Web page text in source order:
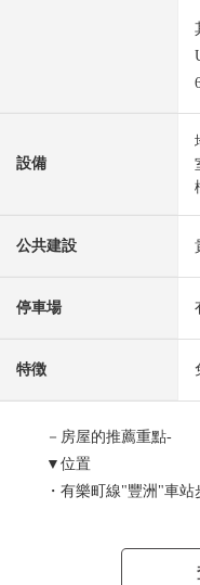
設備
公共建設
停車場
特徴
－房屋的推薦重點-
▼位置
・有樂町線"豐洲"車站